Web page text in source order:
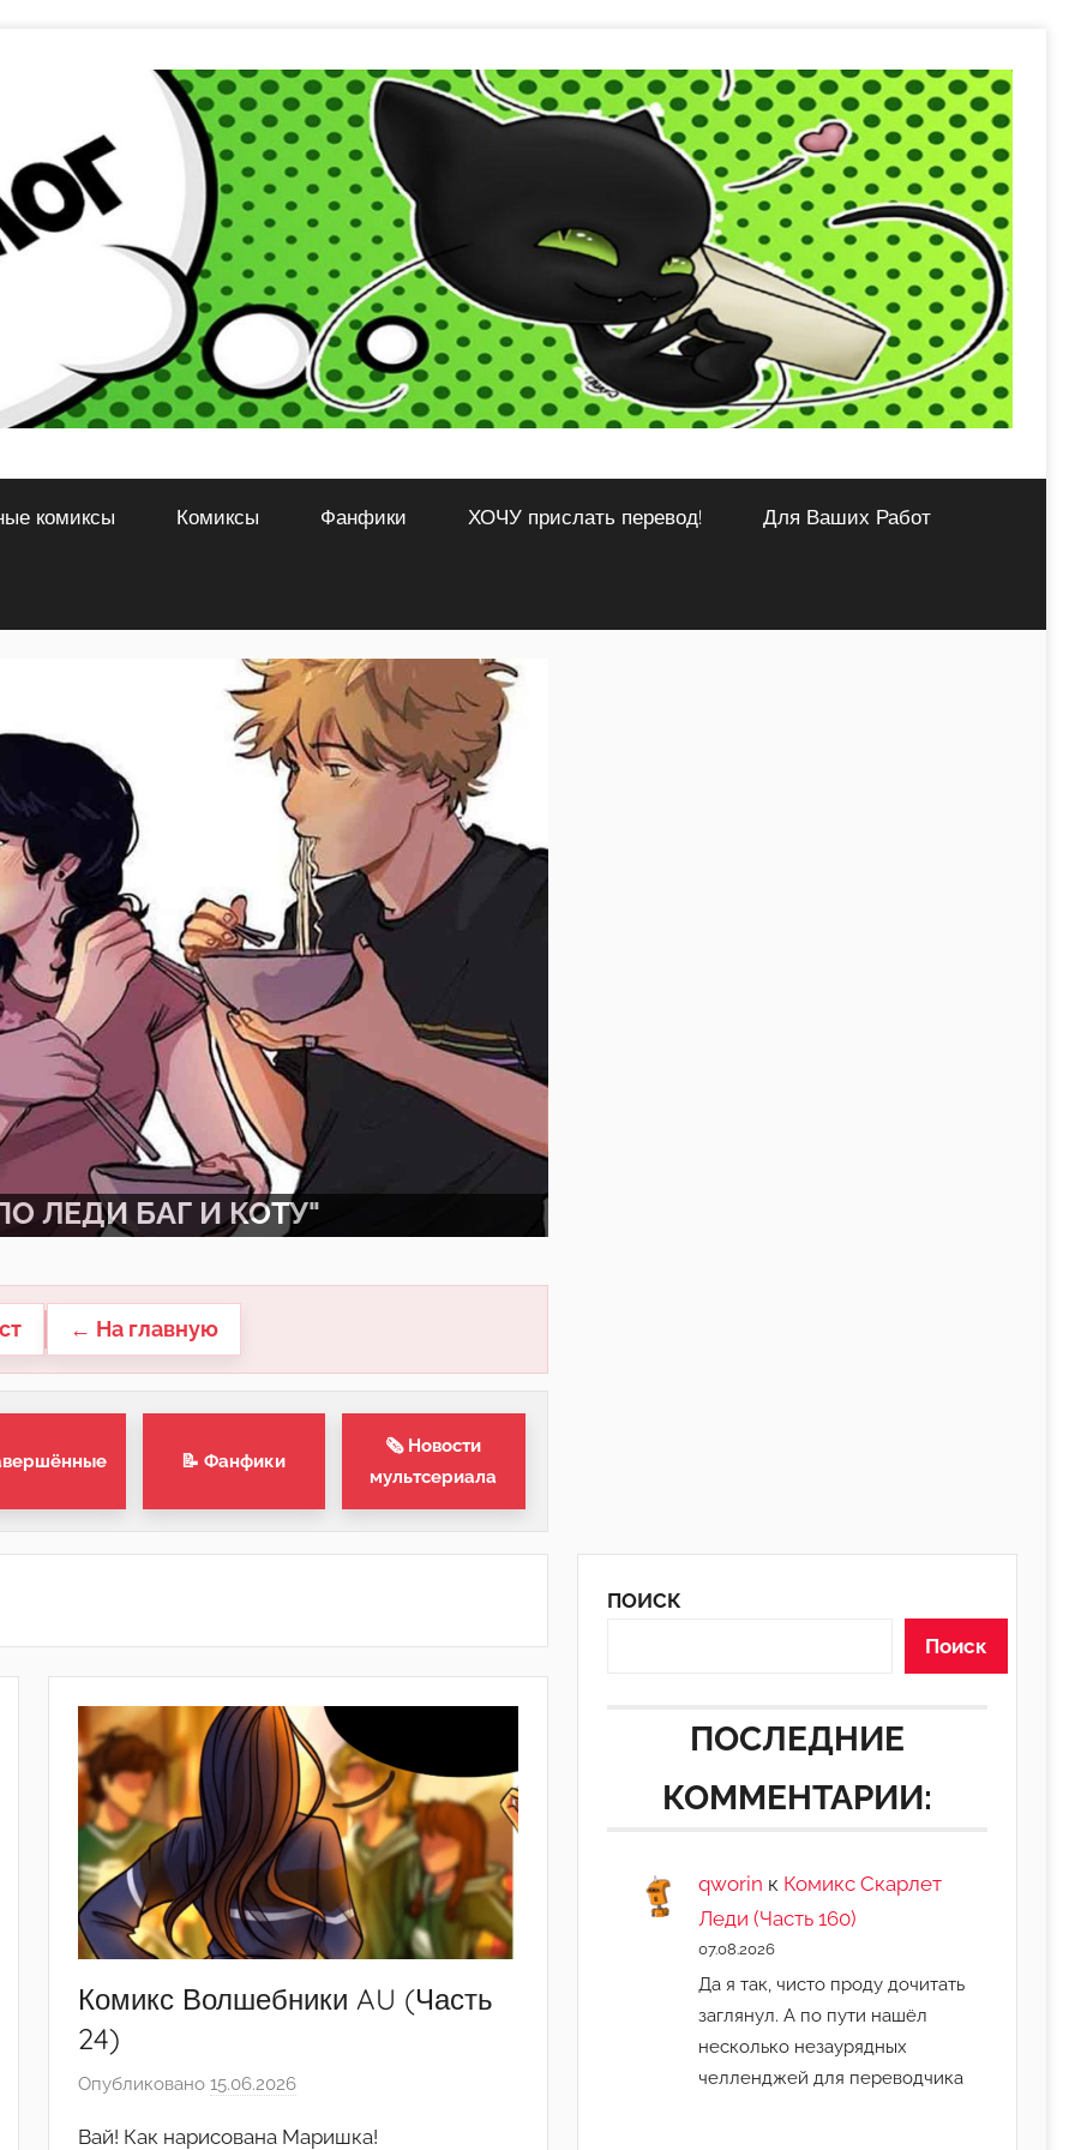
комиксы Комиксы Фанфики ХОЧУ прислать перевод! Для Ваших Работ
ЛЕДИ БАГ И КОТУ"
← На главную
📝 Фанфики
🗞 Новости
мультсериала
Комикс Волшебники AU (Часть
24)
Опубликовано15.06.2026
Вай! Как нарисована Маришка!
ПОИСК
Поиск
ПОСЛЕДНИЕ
КОММЕНТАРИИ:
qworin к Комикс Скарлет
Леди (Часть 160)
07.08.2026
Да я так, чисто проду дочитать
заглянул. А по пути нашёл
несколько незаурядных
челленджей для переводчика